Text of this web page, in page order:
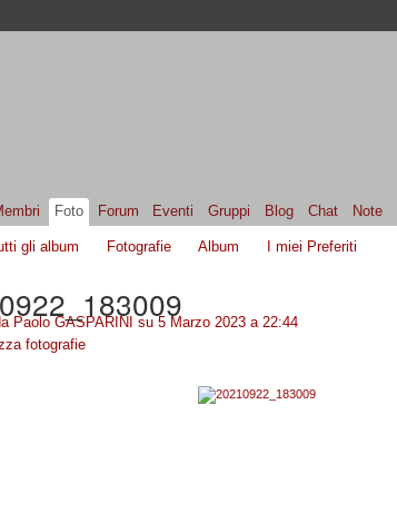
Foto Forum Eventi Gruppi Blog Chat Note
gli album Fotografie Album I miei Preferiti
Paolo GASPARINI su 5 Marzo 2023 a 22:44
fotografie